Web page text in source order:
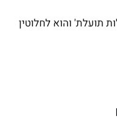
תועלת' והוא לחלוטין